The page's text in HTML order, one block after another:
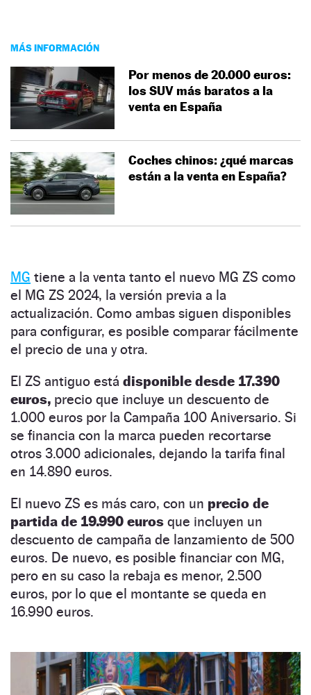
MÁS INFORMACIÓN
Por menos de 20.000 euros:
los SUV más baratos a la
venta en España
Coches chinos: ¿qué marcas
están a la venta en España?
MG tiene a la venta tanto el nuevo MG ZS como
el MG ZS 2024, la versión previa a la
actualización. Como ambas siguen disponibles
para configurar, es posible comparar fácilmente
el precio de una y otra.
El ZS antiguo está disponible desde 17.390
euros, precio que incluye un descuento de
1.000 euros por la Campaña 100 Aniversario. Si
se financia con la marca pueden recortarse
otros 3.000 adicionales, dejando la tarifa final
en 14.890 euros.
El nuevo ZS es más caro, con un precio de
partida de 19.990 euros que incluyen un
descuento de campaña de lanzamiento de 500
euros. De nuevo, es posible financiar con MG,
pero en su caso la rebaja es menor, 2.500
euros, por lo que el montante se queda en
16.990 euros.